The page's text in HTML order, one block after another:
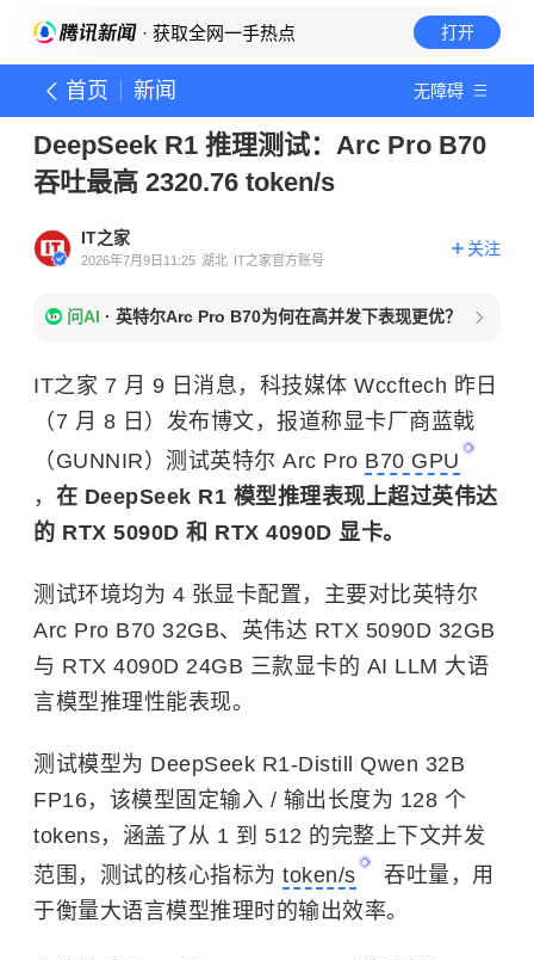
· 获取全网一手热点 打开
首页 新闻 无障碍
DeepSeek R1 推理测试：Arc Pro B70
吞吐最高 2320.76 token/s
IT之家
2026年7月9日11:25 湖北 IT之家官方账号
关注
问AI · 英特尔Arc Pro B70为何在高并发下表现更优？
IT之家 7 月 9 日消息，科技媒体 Wccftech 昨日
（7 月 8 日）发布博文，报道称显卡厂商蓝戟
（GUNNIR）测试英特尔 Arc Pro B70 GPU
， 在 DeepSeek R1 模型推理表现上超过英伟达
的 RTX 5090D 和 RTX 4090D 显卡。
测试环境均为 4 张显卡配置，主要对比英特尔
Arc Pro B70 32GB、英伟达 RTX 5090D 32GB
与 RTX 4090D 24GB 三款显卡的 AI LLM 大语
言模型推理性能表现。
测试模型为 DeepSeek R1-Distill Qwen 32B
FP16，该模型固定输入 / 输出长度为 128 个
tokens，涵盖了从 1 到 512 的完整上下文并发
范围，测试的核心指标为 token/s
吞吐量，用
于衡量大语言模型推理时的输出效率。